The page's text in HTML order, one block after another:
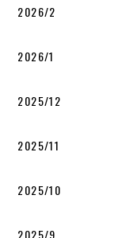
2026/2
2026/1
2025/12
2025/11
2025/10
2025/9